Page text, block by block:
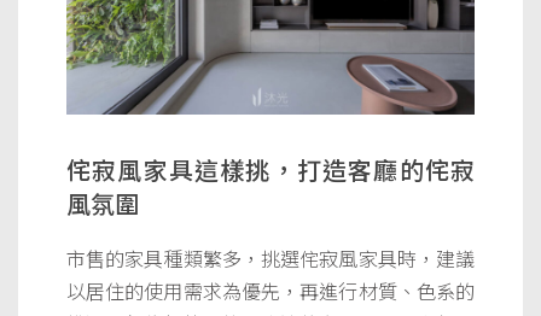
侘寂風家具這樣挑，打造客廳的侘寂
風氛圍
市售的家具種類繁多，挑選侘寂風家具時，建議
以居住的使用需求為優先，再進行材質、色系的